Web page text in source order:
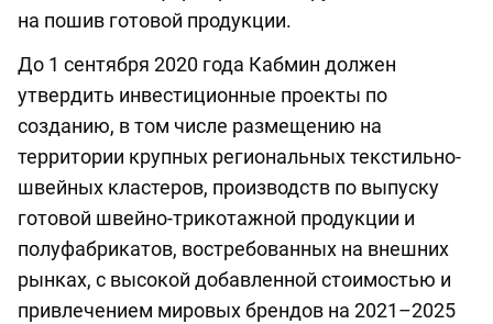
на пошив готовой продукции.
До 1 сентября 2020 года Кабмин должен
утвердить инвестиционные проекты по
созданию, в том числе размещению на
территории крупных региональных текстильно-
швейных кластеров, производств по выпуску
готовой швейно-трикотажной продукции и
полуфабрикатов, востребованных на внешних
рынках, с высокой добавленной стоимостью и
привлечением мировых брендов на 2021–2025